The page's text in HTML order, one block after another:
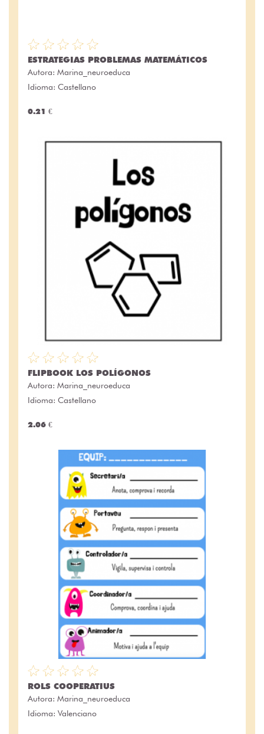
ESTRATEGIAS PROBLEMAS MATEMÁTICOS
Autora: Marina_neuroeduca
Idioma: Castellano
0.21 €
FLIPBOOK LOS POLÍGONOS
Autora: Marina_neuroeduca
Idioma: Castellano
2.06 €
ROLS COOPERATIUS
Autora: Marina_neuroeduca
Idioma: Valenciano